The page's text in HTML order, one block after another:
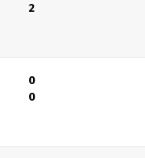
2
0
0